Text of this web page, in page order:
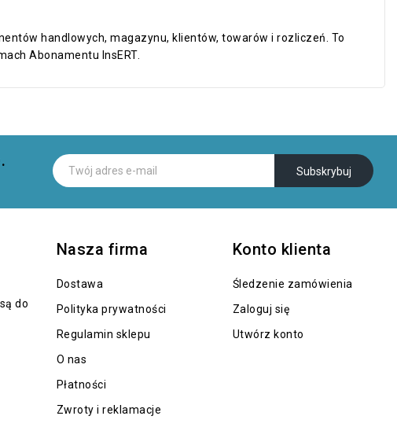
handlowych, magazynu, klientów, towarów i rozliczeń. To
Abonamentu InsERT.
do
Nasza firma
Dostawa
Polityka prywatności
Regulamin sklepu
O nas
Płatności
Zwroty i reklamacje
Konto klienta
Śledzenie zamówienia
Zaloguj się
Utwórz konto